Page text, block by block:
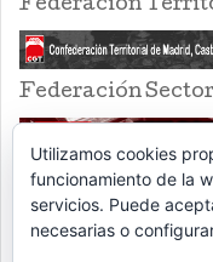
Federación
Federación
Utilizamos cookies
funcionamiento de la
servicios. Puede
necesarias o